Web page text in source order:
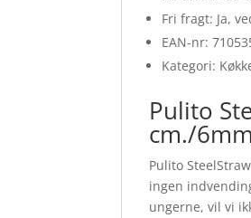
Fri fragt: Ja,
EAN-nr:
Kategori:
Pulito
cm./
Pulito
ingen
ungerne, vil vi